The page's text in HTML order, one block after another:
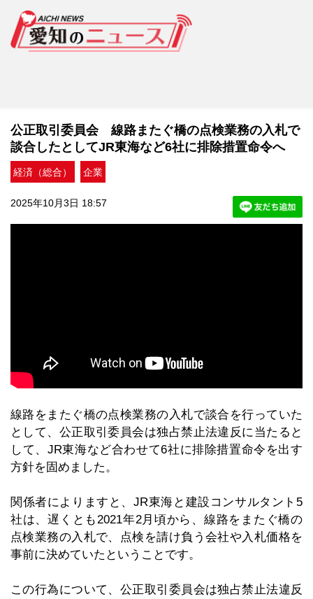
公正取引委員会 線路またぐ橋の点検業務の入札で
談合したとしてJR東海など6社に排除措置命令へ
経済（総合） 企業
2025年10月3日 18:57
線路をまたぐ橋の点検業務の入札で談合を行っていた
として、公正取引委員会は独占禁止法違反に当たると
して、JR東海など合わせて6社に排除措置命令を出す
方針を固めました。
関係者によりますと、JR東海と建設コンサルタント5
社は、遅くとも2021年2月頃から、線路をまたぐ橋の
点検業務の入札で、点検を請け負う会社や入札価格を
事前に決めていたということです。
この行為について、公正取引委員会は独占禁止法違反